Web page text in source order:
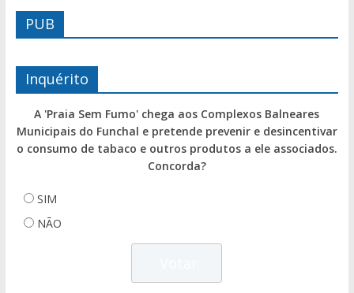
PUB
Inquérito
A 'Praia Sem Fumo' chega aos Complexos Balneares
Municipais do Funchal e pretende prevenir e desincentivar
o consumo de tabaco e outros produtos a ele associados.
Concorda?
SIM
NÃO